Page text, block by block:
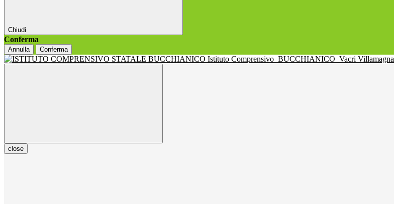
Chiudi
Conferma
Annulla Conferma
Istituto Comprensivo BUCCHIANICO Vacri Villamagna
close